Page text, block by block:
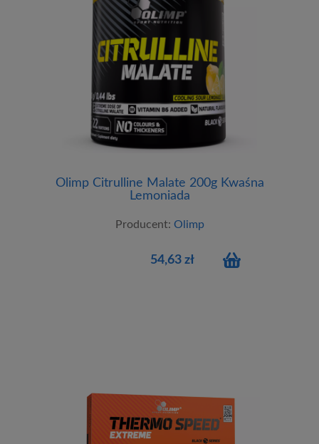
Olimp Citrulline Malate 200g Kwaśna
Lemoniada
Producent: Olimp
54,63 zł